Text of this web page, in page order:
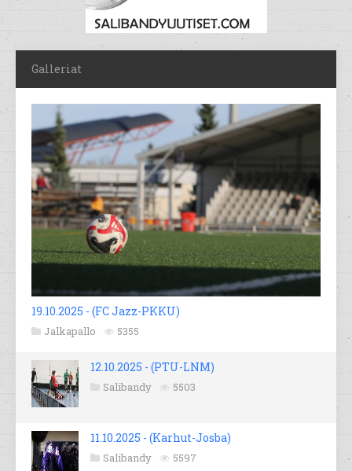
Galleriat
19.10.2025 - (FC Jazz-PKKU)
Jalkapallo 5355
12.10.2025 - (PTU-LNM)
Salibandy 5503
11.10.2025 - (Karhut-Josba)
Salibandy 5597